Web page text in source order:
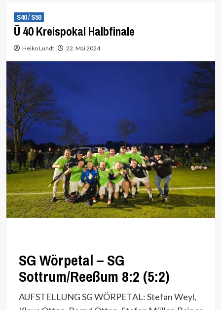
S40 / S50
Ü 40 Kreispokal Halbfinale
Heiko Lundt 22. Mai 2024
SG Wörpetal – SG
Sottrum/Reeßum 8:2 (5:2)
AUFSTELLUNG SG WÖRPETAL: Stefan Weyl,